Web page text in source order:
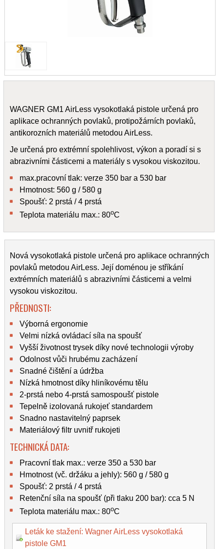
WAGNER GM1 AirLess vysokotlaká pistole určená pro
aplikace ochranných povlaků, protipožárních povlaků,
antikorozních materiálů metodou AirLess.
Je určená pro extrémní spolehlivost, výkon a poradí si s
abrazivními částicemi a materiály s vysokou viskozitou.
max.pracovní tlak: verze 350 bar a 530 bar
Hmotnost: 560 g / 580 g
Spoušť: 2 prstá / 4 prstá
Teplota materiálu max.: 80oC
Nová vysokotlaká pistole určená pro aplikace ochranných
povlaků metodou AirLess. Její doménou je stříkání
extrémních materiálů s abrazivními částicemi a velmi
vysokou viskozitou.
PŘEDNOSTI:
Výborná ergonomie
Velmi nízká ovládací síla na spoušť
Vyšší životnost trysek díky nové technologii výroby
Odolnost vůči hrubému zacházení
Snadné čištění a údržba
Nízká hmotnost díky hliníkovému tělu
2-prstá nebo 4-prstá samospoušť pistole
Tepelně izolovaná rukojeť standardem
Snadno nastavitelný paprsek
Materiálový filtr uvnitř rukojeti
TECHNICKÁ DATA:
Pracovní tlak max.: verze 350 a 530 bar
Hmotnost (vč. držáku a jehly): 560 g / 580 g
Spoušť: 2 prstá / 4 prstá
Retenční síla na spoušť (při tlaku 200 bar): cca 5 N
Teplota materiálu max.: 80oC
Leták ke stažení: Wagner AirLess vysokotlaká
pistole GM1